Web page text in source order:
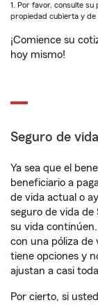
1. Por favor, consulte
propiedad cubierta y de
¡Comience su
hoy mismo!
Seguro de vida
Ya sea que el
beneficiario a
de vida actual o
seguro de vida
su vida
con una póliza de
tiene opciones y
ajustan a casi
Por cierto, si